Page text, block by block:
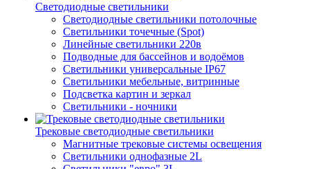
Светодиодные светильники
Светодиодные светильники потолочные
Светильники точечные (Spot)
Линейные светильники 220в
Подводные для бассейнов и водоёмов
Светильники универсальные IP67
Светильники мебельные, витринные
Подсветка картин и зеркал
Светильники - ночники
Трековые светодиодные светильники
Магнитные трековые системы освещения
Светильники однофазные 2L